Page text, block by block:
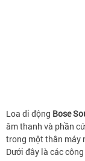
Loa di động Bose
âm thanh và phần
trong một thân máy
Dưới đây là các